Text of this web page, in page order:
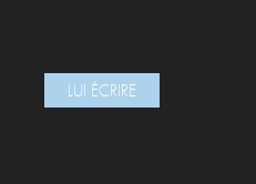
LUI ÉCRIRE